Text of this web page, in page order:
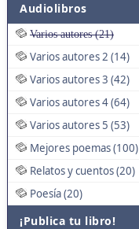
Audiolibros
Varios autores (21)
Varios autores 2 (14)
Varios autores 3 (42)
Varios autores 4 (64)
Varios autores 5 (53)
Mejores poemas (100)
Relatos y cuentos (20)
Poesía (20)
¡Publica tu libro!